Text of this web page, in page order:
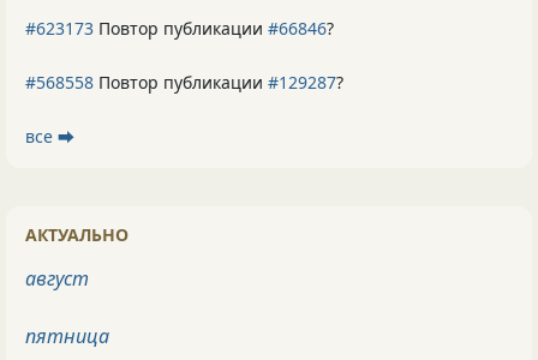
#623173 Повтор публикации #66846?
#568558 Повтор публикации #129287?
все ⮕
АКТУАЛЬНО
август
пятница